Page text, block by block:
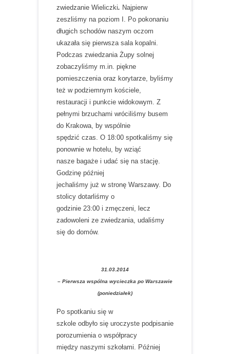
zwiedzanie Wieliczki. Najpierw
zeszliśmy na poziom I. Po pokonaniu
długich schodów naszym oczom
ukazała się pierwsza sala kopalni.
Podczas zwiedzania Żupy solnej
zobaczyliśmy m.in. piękne
pomieszczenia oraz korytarze, byliśmy
też w podziemnym kościele,
restauracji i punkcie widokowym. Z
pełnymi brzuchami wróciliśmy busem
do Krakowa, by wspólnie
spędzić czas. O 18:00 spotkaliśmy się
ponownie w hotelu, by wziąć
nasze bagaże i udać się na stację.
Godzinę później
jechaliśmy już w stronę Warszawy. Do
stolicy dotarliśmy o
godzinie 23:00 i zmęczeni, lecz
zadowoleni ze zwiedzania, udaliśmy
się do domów.
31.03.2014
– Pierwsza wspólna wycieczka po Warszawie
(poniedziałek)
Po spotkaniu się w
szkole odbyło się uroczyste podpisanie
porozumienia o współpracy
między naszymi szkołami. Później